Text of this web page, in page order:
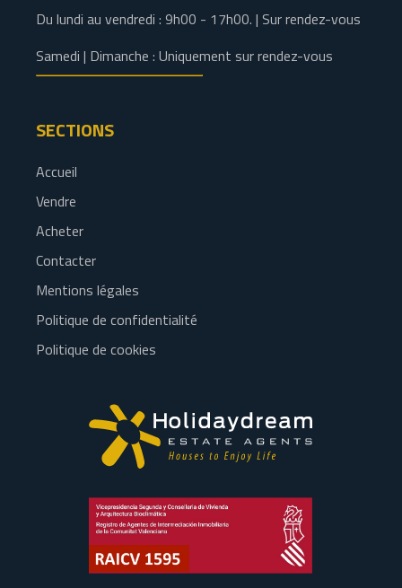
Du lundi au vendredi : 9h00 - 17h00. | Sur rendez-vous
Samedi | Dimanche : Uniquement sur rendez-vous
SECTIONS
Accueil
Vendre
Acheter
Contacter
Mentions légales
Politique de confidentialité
Politique de cookies